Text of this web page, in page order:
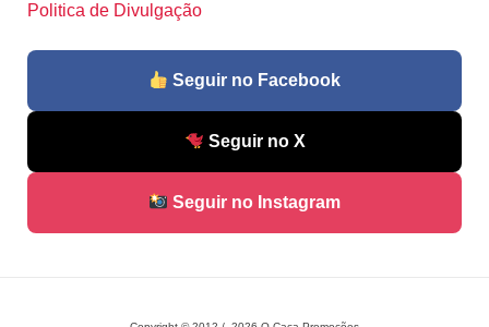
Politica de Divulgação
Seguir no Facebook
Seguir no X
Seguir no Instagram